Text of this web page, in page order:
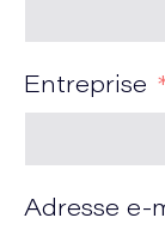
Entreprise
Adresse e-